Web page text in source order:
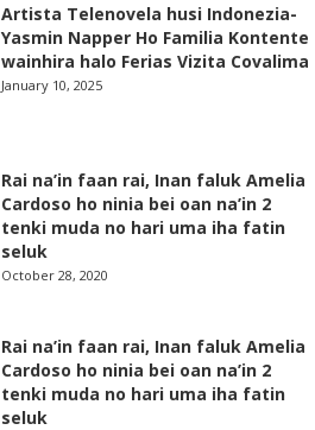
Artista Telenovela husi Indonezia-
Yasmin Napper Ho Familia Kontente
wainhira halo Ferias Vizita Covalima
January 10, 2025
Rai na’in faan rai, Inan faluk Amelia
Cardoso ho ninia bei oan na’in 2
tenki muda no hari uma iha fatin
seluk
October 28, 2020
Rai na’in faan rai, Inan faluk Amelia
Cardoso ho ninia bei oan na’in 2
tenki muda no hari uma iha fatin
seluk